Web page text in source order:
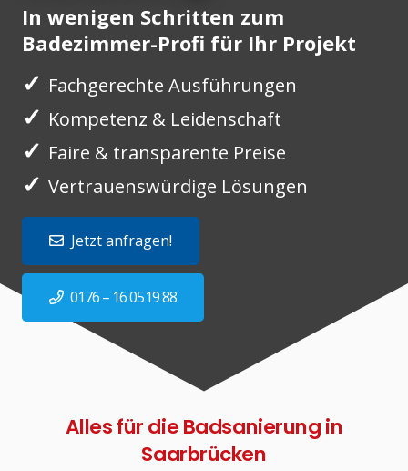
In wenigen Schritten zum
Badezimmer-Profi für Ihr Projekt
✓ Fachgerechte Ausführungen
✓ Kompetenz & Leidenschaft
✓ Faire & transparente Preise
✓ Vertrauenswürdige Lösungen
Jetzt anfragen!
0176 – 16 0519 88
Alles für die Badsanierung in
Saarbrücken